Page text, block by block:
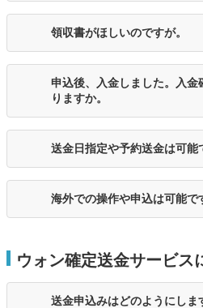
領収書がほしいのですが。
申込後、入金しました。入金
りますか。
送金日指定や予約送金は可能
海外での操作や申込は可能で
ウォン確定送金サービス
送金申込みはどのようにしま